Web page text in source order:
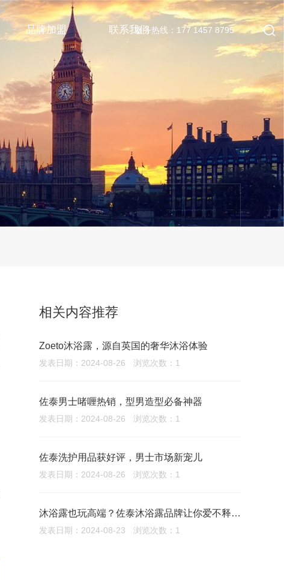
品牌加盟 联系我们服务热线：177 1457 8795
相关内容推荐
Zoeto沐浴露，源自英国的奢华沐浴体验
发表日期：2024-08-26 浏览次数：1
佐泰男士啫喱热销，型男造型必备神器
发表日期：2024-08-26 浏览次数：1
佐泰洗护用品获好评，男士市场新宠儿
发表日期：2024-08-26 浏览次数：1
沐浴露也玩高端？佐泰沐浴露品牌让你爱不释手！
发表日期：2024-08-23 浏览次数：1